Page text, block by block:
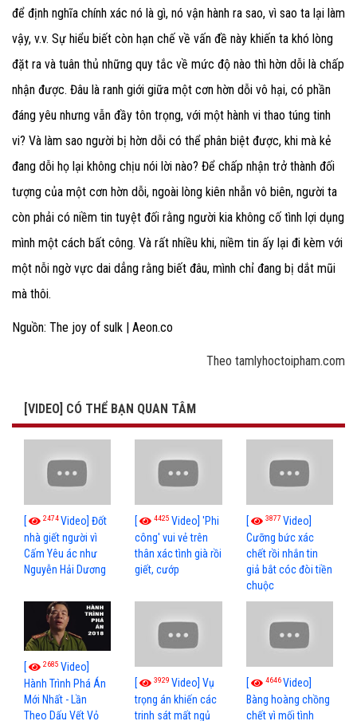
để định nghĩa chính xác nó là gì, nó vận hành ra sao, vì sao ta lại làm
vậy, v.v. Sự hiểu biết còn hạn chế về vấn đề này khiến ta khó lòng
đặt ra và tuân thủ những quy tắc về mức độ nào thì hờn dỗi là chấp
nhận được. Đâu là ranh giới giữa một cơn hờn dỗi vô hại, có phần
đáng yêu nhưng vẫn đầy tôn trọng, với một hành vi thao túng tinh
vi? Và làm sao người bị hờn dỗi có thể phân biệt được, khi mà kẻ
đang dỗi họ lại không chịu nói lời nào? Để chấp nhận trở thành đối
tượng của một cơn hờn dỗi, ngoài lòng kiên nhẫn vô biên, người ta
còn phải có niềm tin tuyệt đối rằng người kia không cố tình lợi dụng
mình một cách bất công. Và rất nhiều khi, niềm tin ấy lại đi kèm với
một nỗi ngờ vực dai dẳng rằng biết đâu, mình chỉ đang bị dắt mũi
mà thôi.
Nguồn: The joy of sulk | Aeon.co
Theo tamlyhoctoipham.com
[VIDEO] CÓ THỂ BẠN QUAN TÂM
[ 2474Video] Đốt
nhà giết người vì
Cấm Yêu ác như
Nguyễn Hải Dương
[ 4425Video] 'Phi
công' vui vẻ trên
thân xác tình già rồi
giết, cướp
[ 3877 Video]
Cưỡng bức xác
chết rồi nhắn tin
giả bắt cóc đòi tiền
chuộc
[ 2685 Video]
Hành Trình Phá Án
Mới Nhất - Lần
Theo Dấu Vết Vỏ
[ 3929Video] Vụ
trọng án khiến các
trinh sát mất ngủ
[ 4646Video]
Bàng hoàng chồng
chết vì mối tình